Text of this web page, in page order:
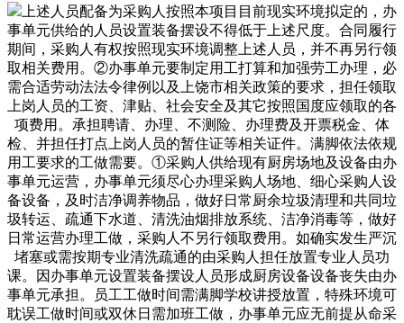
上述人员配备为采购人按照本项目目前现实环境拟定的，办
事单元供给的人员设置装备摆设不得低于上述尺度。合同履行
期间，采购人有权按照现实环境调整上述人员，并不再另行领
取相关费用。②办事单元要制定用工打算和加强劳工办理，必
需合适劳动法法令律例以及上饶市相关政策的要求，担任领取
上岗人员的工资、津贴、社会安全及其它按照国度应领取的各
项费用。承担聘请、办理、不测险、办理费及开票税金、体
检、并担任打点上岗人员的暂住证等相关证件。满脚依法依规
用工要求的工做需要。①采购人供给现有厨房场地及设备由办
事单元运营，办事单元须尽心办理采购人场地、细心采购人设
备设备，及时洁净调养物品，做好日常厨余垃圾清理和共同垃
圾转运、疏通下水道、清洗油烟排放系统、洁净消毒等，做好
日常运营办理工做，采购人不另行领取费用。如确实发生严沉
堵塞或需按期专业清洗疏通的由采购人担任放置专业人员功
课。因办事单元设置装备摆设人员形成厨房设备设备丧失由办
事单元承担。员工工做时间需满脚学校讲授放置，特殊环境可
耽误工做时间或双休日需加班工做，办事单元应无前提从命采